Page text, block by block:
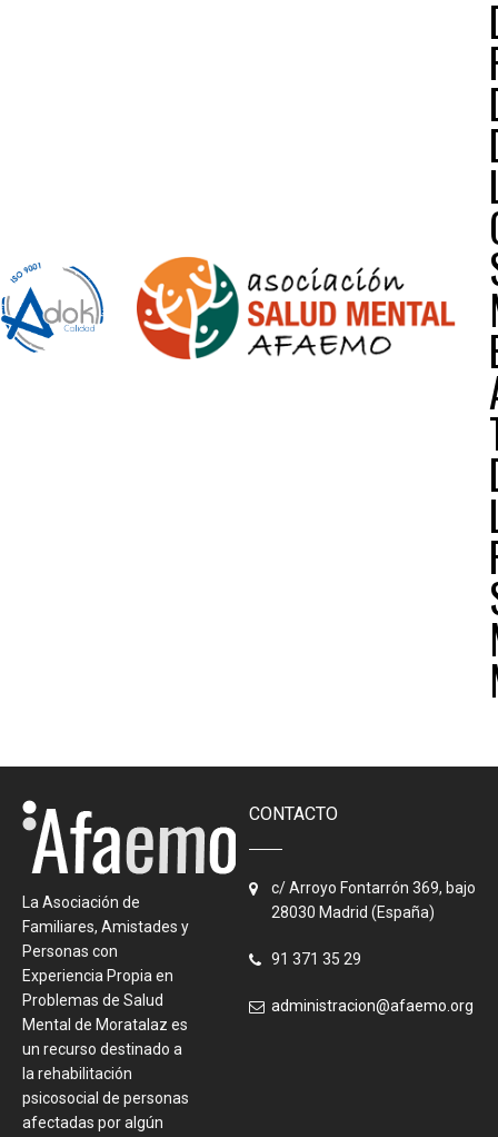
La Asociación de
Familiares, Amistades y
Personas con
Experiencia Propia en
Problemas de Salud
Mental de Moratalaz es
un recurso destinado a
la rehabilitación
psicosocial de personas
afectadas por algún
CONTACTO
c/ Arroyo Fontarrón 369, bajo
28030 Madrid (España)
91 371 35 29
administracion@afaemo.org